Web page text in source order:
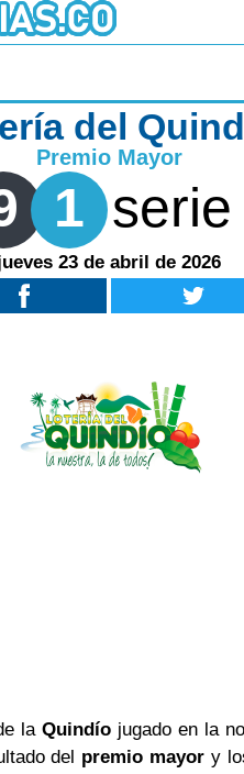
del
Premio Mayor
1 serie
23 de abril de 2026
laQuindío jugado en la
del premio mayor y